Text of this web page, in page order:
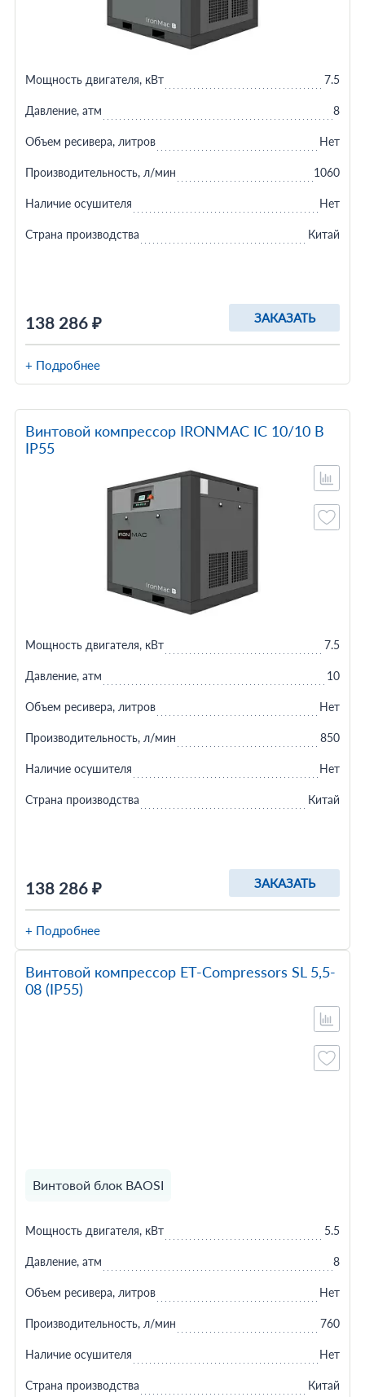
138 286 ₽ ЗАКАЗАТЬ
Мощность двигателя, кВт 7.5
Давление, атм 8
Объем ресивера, литров Нет
Производительность, л/мин 1060
Наличие осушителя Нет
Страна производства Китай
+ Подробнее
Винтовой компрессор IRONMAC IC 10/10 B
IP55
138 286 ₽ ЗАКАЗАТЬ
Мощность двигателя, кВт 7.5
Давление, атм 10
Объем ресивера, литров Нет
Производительность, л/мин 850
Наличие осушителя Нет
Страна производства Китай
+ Подробнее
Винтовой компрессор ET-Compressors SL 5,5-
08 (IP55)
Винтовой блок BAOSI
Мощность двигателя, кВт 5.5
Давление, атм 8
Объем ресивера, литров Нет
Производительность, л/мин 760
Наличие осушителя Нет
Страна производства Китай